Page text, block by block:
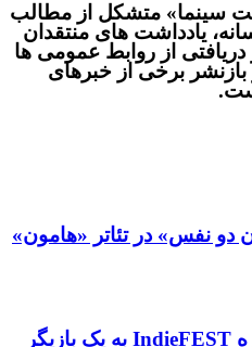
سینما» متشکل از مطالب
یادداشت های منتقدان
از روابط عمومی ها
بازنشر برخی از خبرهای
دو نفس» در تئاتر «هامون»
جایزه بهترین بازیگر جشنواره IndieFEST به یک بازیگر